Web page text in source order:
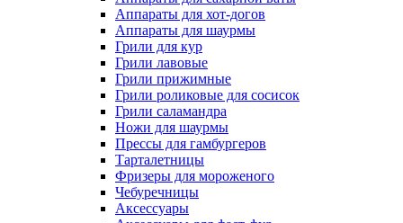
Аппараты для хот-догов
Аппараты для шаурмы
Грили для кур
Грили лавовые
Грили прижимные
Грили роликовые для сосисок
Грили саламандра
Ножи для шаурмы
Прессы для гамбургеров
Тарталетницы
Фризеры для мороженого
Чебуречницы
Аксессуары